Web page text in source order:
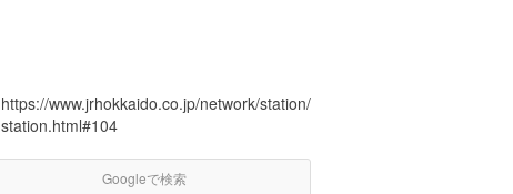
https://www.jrhokkaido.co.jp/network/station/
station.html#104
Googleで検索